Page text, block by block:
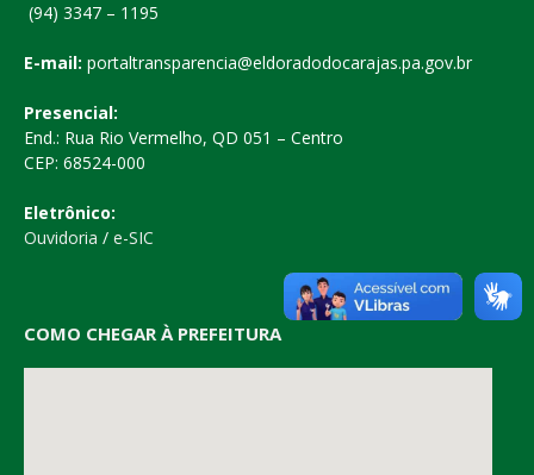
(94) 3347 – 1195
E-mail: portaltransparencia@eldoradodocarajas.pa.gov.br
Presencial:
End.: Rua Rio Vermelho, QD 051 – Centro
CEP: 68524-000
Eletrônico:
Ouvidoria / e-SIC
COMO CHEGAR À PREFEITURA